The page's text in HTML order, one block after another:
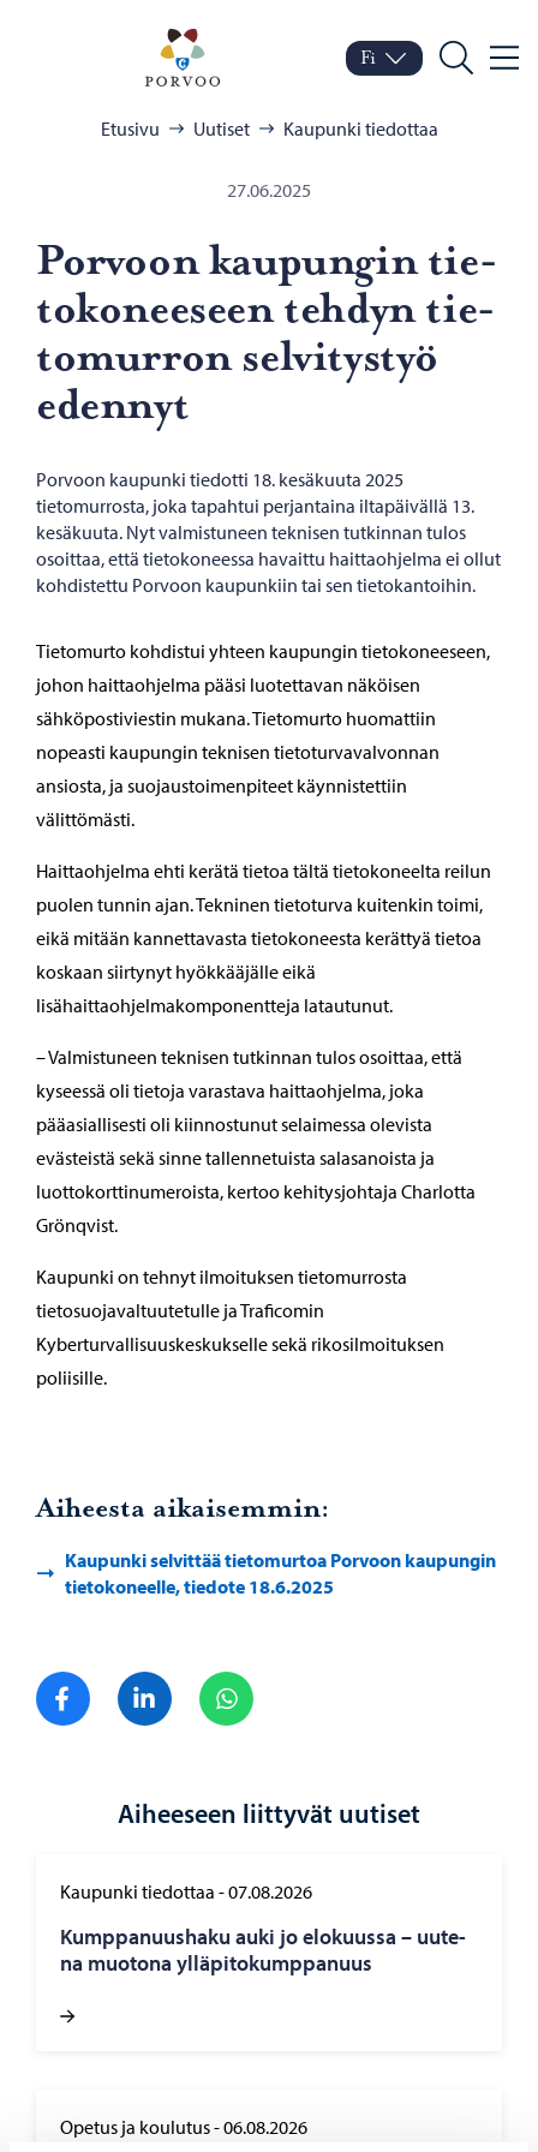
Porvoo – Siirry
Vaihda kieltä
Nykyinen kieli: Suomi
Fi
Hae
Etusivu Uutiset Kaupunki tiedottaa
27.06.2025
Por­voon kau­pun­gin tie­
to­ko­nee­seen teh­dyn tie­
to­mur­ron sel­vi­tys­työ
eden­nyt
Porvoon kaupunki tiedotti 18. kesäkuuta 2025
tietomurrosta, joka tapahtui perjantaina iltapäivällä 13.
kesäkuuta. Nyt valmistuneen teknisen tutkinnan tulos
osoittaa, että tietokoneessa havaittu haittaohjelma ei ollut
kohdistettu Porvoon kaupunkiin tai sen tietokantoihin.
Tietomurto kohdistui yhteen kaupungin tietokoneeseen,
johon haittaohjelma pääsi luotettavan näköisen
sähköpostiviestin mukana. Tietomurto huomattiin
nopeasti kaupungin teknisen tietoturvavalvonnan
ansiosta, ja suojaustoimenpiteet käynnistettiin
välittömästi.
Haittaohjelma ehti kerätä tietoa tältä tietokoneelta reilun
puolen tunnin ajan. Tekninen tietoturva kuitenkin toimi,
eikä mitään kannettavasta tietokoneesta kerättyä tietoa
koskaan siirtynyt hyökkääjälle eikä
lisähaittaohjelmakomponentteja latautunut.
– Valmistuneen teknisen tutkinnan tulos osoittaa, että
kyseessä oli tietoja varastava haittaohjelma, joka
pääasiallisesti oli kiinnostunut selaimessa olevista
evästeistä sekä sinne tallennetuista salasanoista ja
luottokorttinumeroista, kertoo kehitysjohtaja Charlotta
Grönqvist.
Kaupunki on tehnyt ilmoituksen tietomurrosta
tietosuojavaltuutetulle ja Traficomin
Kyberturvallisuuskeskukselle sekä rikosilmoituksen
poliisille.
Aiheesta aikaisemmin:
Kaupunki selvittää tietomurtoa Porvoon kaupungin
tietokoneelle, tiedote 18.6.2025
Jaa FacebookJaa LinkedIn
Aiheeseen liittyvät uutiset
Kaupunki tiedottaa -07.08.2026
Kump­pa­nuus­ha­ku auki jo elo­kuus­sa – uu­te­
na muo­to­na yl­lä­pi­to­kump­pa­nuus
Opetus ja koulutus-06.08.2026